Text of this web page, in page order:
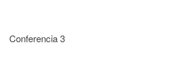
Conferencia 3